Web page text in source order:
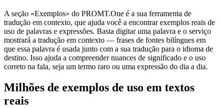
A seção «Exemplos» do PROMT.One é a sua ferramenta de
tradução em contexto, que ajuda você a encontrar exemplos reais de
uso de palavras e expressões. Basta digitar uma palavra e o serviço
mostrará a tradução em contexto — frases de fontes bilíngues em
que essa palavra é usada junto com a sua tradução para o idioma de
destino. Isso ajuda a compreender nuances de significado e o uso
correto na fala, seja um termo raro ou uma expressão do dia a dia.
Milhões de exemplos de uso em textos
reais